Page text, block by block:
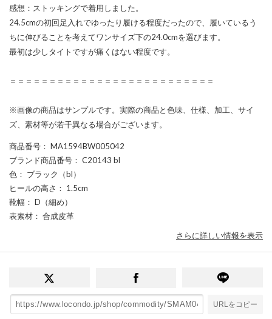
感想：ストッキングで着用しました。
24.5cmの初回足入れでゆったり履ける程度だったので、履いているう
ちに伸びることを考えてワンサイズ下の24.0cmを選びます。
最初は少しタイトですが痛くはない程度です。
＝＝＝＝＝＝＝＝＝＝＝＝＝＝＝＝＝＝＝＝＝＝＝＝＝＝
※画像の商品はサンプルです。実際の商品と色味、仕様、加工、サイ
ズ、素材等が若干異なる場合がございます。
商品番号 ： MA1594BW005042
ブランド商品番号 ： C20143 bl
色 ： ブラック（bl）
ヒールの高さ ： 1.5cm
靴幅 ： D（細め）
表素材 ： 合成皮革
さらに詳しい情報を表示
URLをコピー